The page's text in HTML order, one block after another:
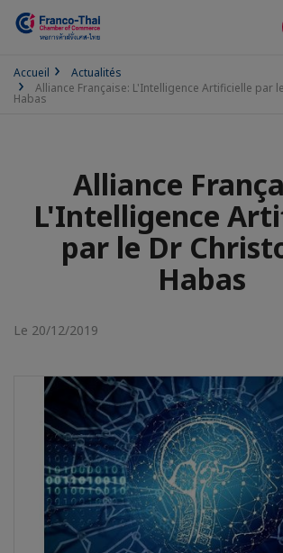
Accueil
Actualités
Alliance Française: L'Intelligence Artificielle par
Habas
Alliance
L'Intelligence
par le Dr
Habas
Le 20/12/2019